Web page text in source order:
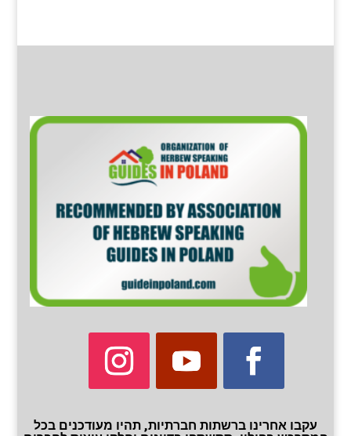
עקבו אחרינו ברשתות חברתיות, תהיו מעודכנים בכל